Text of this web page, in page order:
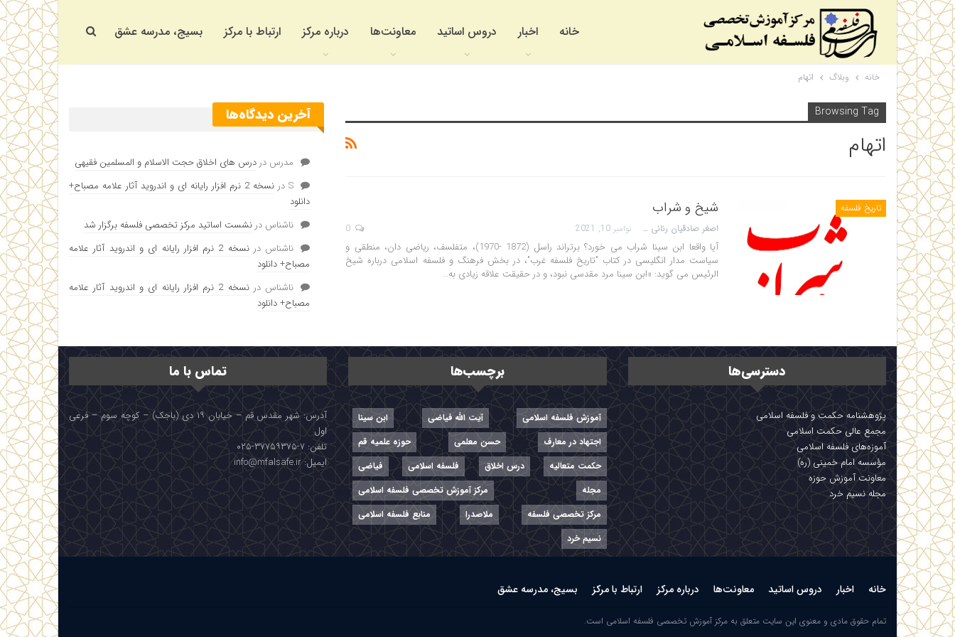
خانه اخبار دروس اساتید معاونت‌ها درباره مرکز ارتباط با مرکز بسیج، مدرسه عشق
خانه وبلاگ اتهام
Browsing Tag
اتهام
تاریخ فلسفه شیخ و شراب
اصغر صادقیان رنانی نوامبر 10, 2021
آیا واقعا ابن سینا شراب می خورد؟ برتراند راسل (1872 -1970)، متفلسف، ریاضی دان، منطقی و
سیاست مدار انگلیسی در کتاب "تاریخ فلسفه غرب"، در بخش فرهنگ و فلسفه اسلامی درباره شیخ
الرئیس می گوید: «ابن سینا مرد مقدسی نبود، و در حقیقت علاقه زیادی به…
آخرین دیدگاه‌ها
مدرس در درس های اخلاق حجت الاسلام و المسلمین فقیهی
Sدر
نسخه 2 نرم افزار رایانه ای و اندروید آثار علامه مصباح+
دانلود
ناشناس در نشست اساتید مرکز تخصصی فلسفه برگزار شد
ناشناس در
نسخه 2 نرم افزار رایانه ای و اندروید آثار علامه
مصباح+ دانلود
ناشناس در
نسخه 2 نرم افزار رایانه ای و اندروید آثار علامه
مصباح+ دانلود
دسترسی‌ها
پژوهشنامه حکمت و فلسفه اسلامی
مجمع عالی حکمت اسلامی
آموزه‌های فلسفه اسلامی
مؤسسه امام خمینی (ره)
معاونت آموزش حوزه
مجله نسیم خرد
برچسب‌ها
آموزش فلسفه اسلامی آیت الله فیاضی
ابن سینا
اجتهاد در معارف
حسن معلمی
حوزه علمیه قم
حکمت متعالیه
درس اخلاق فلسفه اسلامی
فیاضی
مجله
مرکز آموزش تخصصی فلسفه اسلامی
مرکز تخصصی فلسفه
ملاصدرا
منابع فلسفه اسلامی
نسیم خرد
تماس با ما
آدرس: شهر مقدس قم – خیابان ۱۹ دی (باجک) – کوچه سوم – فرعی
اول
تلفن: ۷-۳۷۷۵۹۳۷۵-۰۲۵
ایمیل: info@mfalsafe.ir
خانه اخبار دروس اساتید معاونت‌ها درباره مرکز ارتباط با مرکز بسیج، مدرسه عشق
تمام حقوق مادی و معنوی این سایت متعلق به مرکز آموزش تخصصی فلسفه اسلامی است.